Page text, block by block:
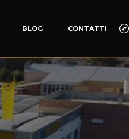
BLOG CONTATTI